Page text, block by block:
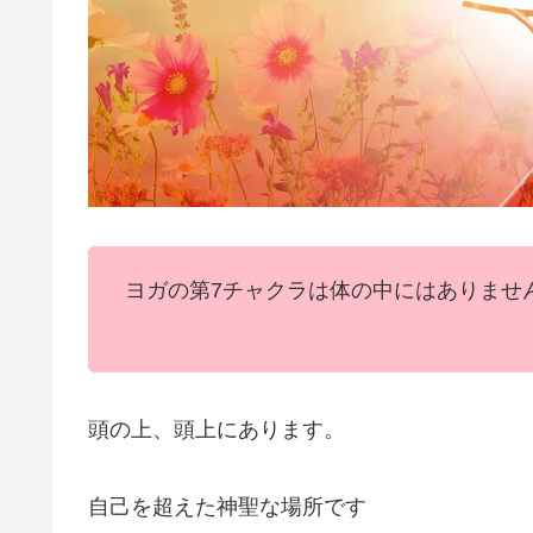
ヨガの第7チャクラは体の中にはありませ
頭の上、頭上にあります。
自己を超えた神聖な場所です